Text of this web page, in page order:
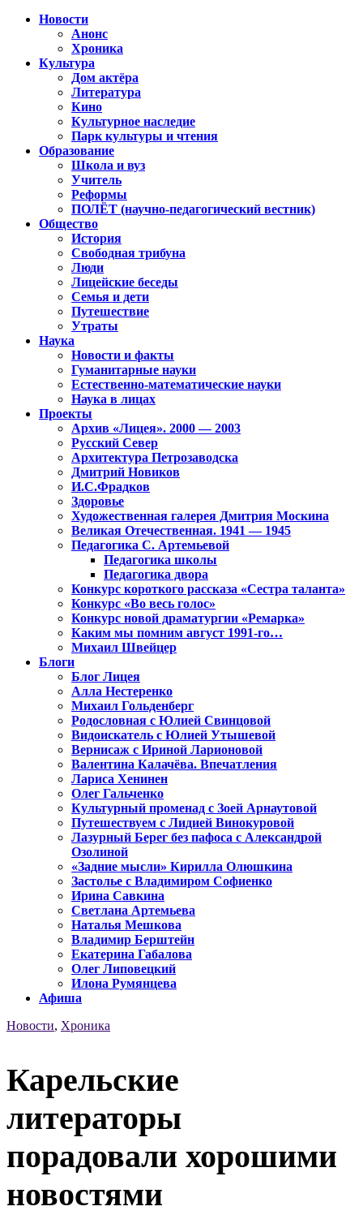
Новости
Анонс
Хроника
Культура
Дом актёра
Литература
Кино
Культурное наследие
Парк культуры и чтения
Образование
Школа и вуз
Учитель
Реформы
ПОЛЁТ (научно-педагогический вестник)
Общество
История
Свободная трибуна
Люди
Лицейские беседы
Семья и дети
Путешествие
Утраты
Наука
Новости и факты
Гуманитарные науки
Естественно-математические науки
Наука в лицах
Проекты
Архив «Лицея». 2000 — 2003
Русский Север
Архитектура Петрозаводска
Дмитрий Новиков
И.С.Фрадков
Здоровье
Художественная галерея Дмитрия Москина
Великая Отечественная. 1941 — 1945
Педагогика С. Артемьевой
Педагогика школы
Педагогика двора
Конкурс короткого рассказа «Сестра таланта»
Конкурс «Во весь голос»
Конкурс новой драматургии «Ремарка»
Каким мы помним август 1991-го…
Михаил Швейцер
Блоги
Блог Лицея
Алла Нестеренко
Михаил Гольденберг
Родословная с Юлией Свинцовой
Видоискатель с Юлией Утышевой
Вернисаж с Ириной Ларионовой
Валентина Калачёва. Впечатления
Лариса Хенинен
Олег Гальченко
Культурный променад с Зоей Арнаутовой
Путешествуем с Лидией Винокуровой
Лазурный Берег без пафоса с Александрой
Озолиной
«Задние мысли» Кирилла Олюшкина
Застолье с Владимиром Софиенко
Ирина Савкина
Светлана Артемьева
Наталья Мешкова
Владимир Берштейн
Екатерина Габалова
Олег Липовецкий
Илона Румянцева
Афиша
Новости, Хроника
Карельские
литераторы
порадовали хорошими
новостями